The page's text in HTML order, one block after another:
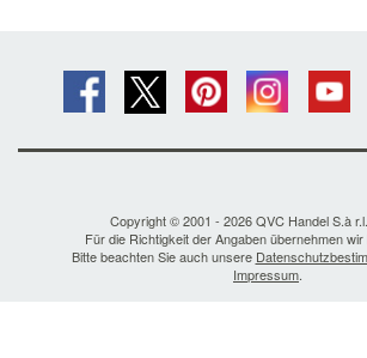
Copyright © 2001 - 2026 QVC Handel S.à
Für die Richtigkeit der Angaben übernehmen
Bitte beachten Sie auch unsere
Impressum.